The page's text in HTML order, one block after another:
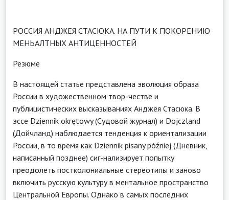
РОССИЯ АНДЖЕЯ СТАСЮКА. НА ПУТИ К ПОКОРЕНИЮ
МЕНЬАЛТНЫХ АНТИЦЕННОСТЕЙ
Резюме
В настоящей статье представлена эволюция образа
России в художественном твор-честве и
публицистических высказываниях Анджея Стасюка. В
эссе Dziennik okrętowy (Судовой журнал) и Dojczland
(Дойчланд) наблюдается тенденция к ориентализации
России, в то время как Dziennik pisany później (Дневник,
написанный позднее) сиг-нализирует попытку
преодолеть постколониальные стереотипы и заново
включить русскую культуру в ментальное пространство
Центральной Европы. Однако в самых последних